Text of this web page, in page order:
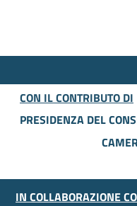
CON IL CONTRIBUTO DI
PRESIDENZA DEL
IN COLLABORAZIONE